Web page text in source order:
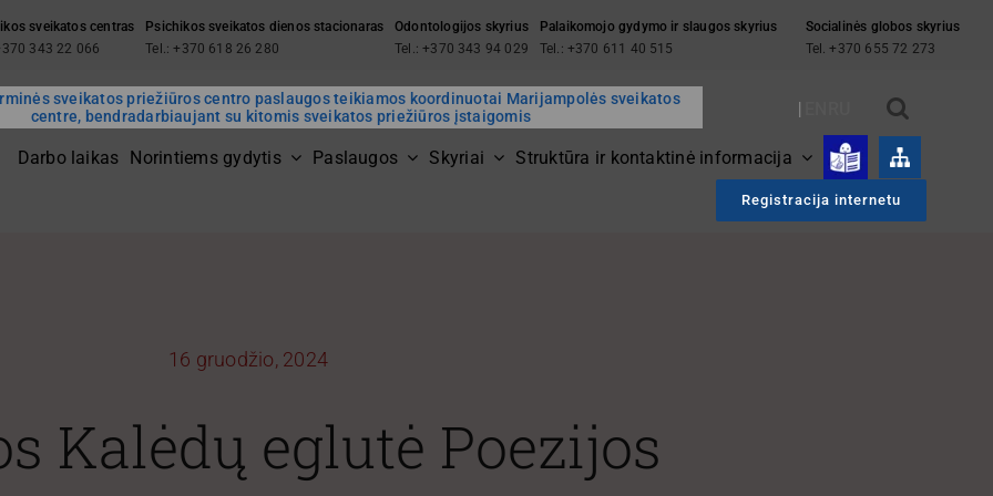
sveikatos centras
343 22 066
Psichikos sveikatos dienos stacionaras
Tel.: +370 618 26 280
Odontologijos skyrius
Tel.: +370 343 94 029
Palaikomojo gydymo ir slaugos skyrius
Tel.: +370 611 40 515
Socialinės globos skyrius
Tel. +370 655 72 273
sveikatos priežiūros centro paslaugos teikiamos koordinuotai Marijampolės sveikatos
centre, bendradarbiaujant su kitomis sveikatos priežiūros įstaigomis
Darbo laikas Norintiems gydytis Paslaugos Skyriai Struktūra ir kontaktinė informacija
Registracija internetu
16 gruodžio, 2024
Kalėdų eglutė Poezijos